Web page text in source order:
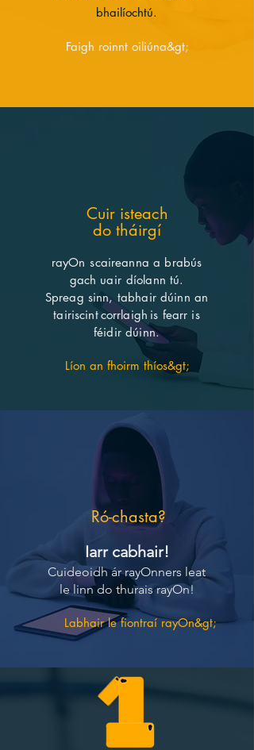
bhailíochtú.
Faigh roinnt oiliúna&gt;
Cuir isteach
do tháirgí
rayOn scaireanna a brabús
gach uair díolann tú.
Spreag sinn, tabhair dúinn an
tairiscintcorrlaigh is fearr is
féidir dúinn.
Líon an fhoirm thíos&gt;
Ró-chasta?
Iarr cabhair!
Cuideoidh ár rayOnners leat
le linn do thurais rayOn!
Labhair le fiontraí rayOn&gt;